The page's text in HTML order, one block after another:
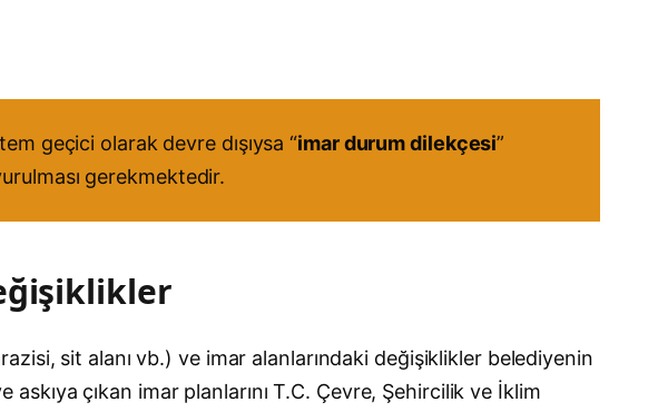
geçici olarak devre dışıysa “imar durum dilekçesi”
gerekmektedir.
sit alanı vb.) ve imar alanlarındaki değişiklikler belediyenin
çıkan imar planlarını T.C. Çevre, Şehircilik ve İklim